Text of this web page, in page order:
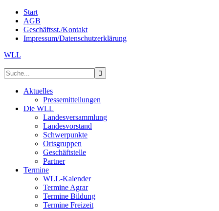
Start
AGB
Geschäftsst./Kontakt
Impressum/Datenschutzerklärung
WLL
Aktuelles
Pressemitteilungen
Die WLL
Landesversammlung
Landesvorstand
Schwerpunkte
Ortsgruppen
Geschäftstelle
Partner
Termine
WLL-Kalender
Termine Agrar
Termine Bildung
Termine Freizeit